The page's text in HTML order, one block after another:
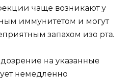
чаще возникают у
иммунитетом и могут
запахом изо рта.
на указанные
немедленно